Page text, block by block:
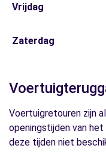
Vrijdag
Zaterdag
Voertuigretouren zijn
openingstijden van
deze tijden niet